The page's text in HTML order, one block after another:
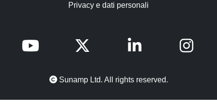
Privacy e dati personali
Sunamp Ltd. All rights reserved.